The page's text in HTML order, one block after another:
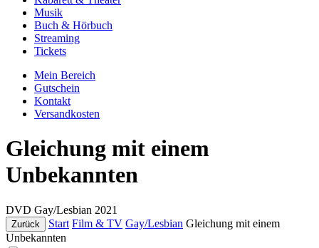
Musik
Buch & Hörbuch
Streaming
Tickets
Mein Bereich
Gutschein
Kontakt
Versandkosten
Gleichung mit einem
Unbekannten
DVD Gay/Lesbian 2021
Zurück Start Film & TV Gay/Lesbian Gleichung mit einem
Unbekannten